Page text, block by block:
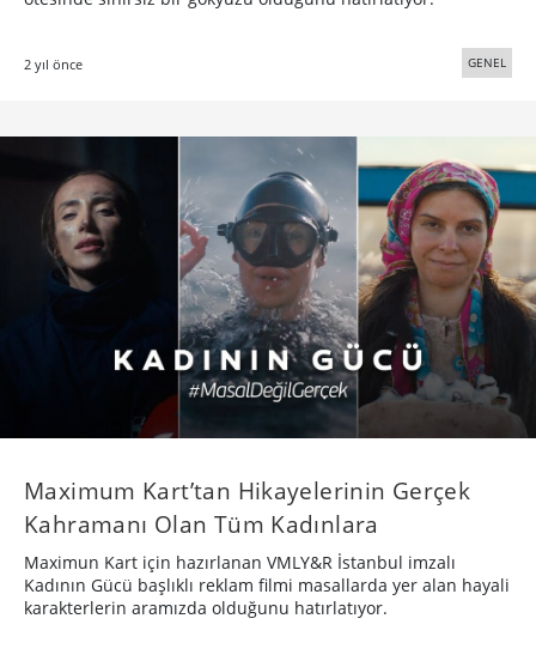
2 yıl önce GENEL
Maximum Kart’tan Hikayelerinin Gerçek
Kahramanı Olan Tüm Kadınlara
Maximun Kart için hazırlanan VMLY&R İstanbul imzalı
Kadının Gücü başlıklı reklam filmi masallarda yer alan hayali
karakterlerin aramızda olduğunu hatırlatıyor.